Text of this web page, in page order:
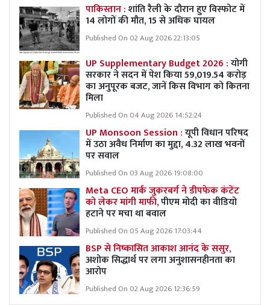
पाकिस्तान :शांति रैली के दौरान हुए विस्फोट में
14 लोगों की मौत, 15 से अधिक घायल
Published On 02 Aug 2026 22:13:05
UP Supplementary Budget 2026 :योगी
सरकार ने सदन में पेश किया 59,019.54 करोड़
का अनुपूरक बजट, जानें किस विभाग को कितना
मिला
Published On 04 Aug 2026 14:52:24
UP Monsoon Session :यूपी विधान परिषद
में उठा अवैध निर्माण का मुद्दा, 4.32 लाख भवनों
पर सवाल
Published On 03 Aug 2026 19:08:00
Meta CEO मार्क जुकरबर्ग ने डीपफेक कंटेंट
को लेकर मांगी माफी,पीएम मोदी का वीडियो
हटाने पर मचा था बवाल
Published On 05 Aug 2026 17:03:44
BSP से निष्कासित आकाश आनंद के ससुर,
अशोक सिद्धार्थ पर लगा अनुशासनहीनता का
आरोप
Published On 02 Aug 2026 12:36:59